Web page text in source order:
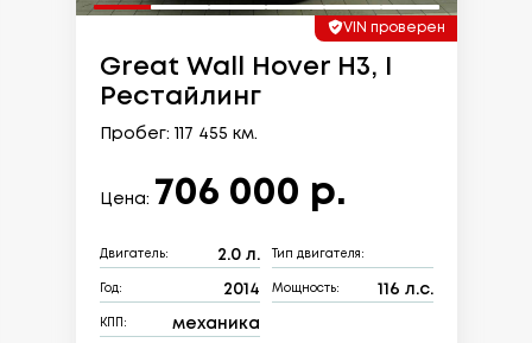
VIN проверен
Great Wall Hover H3, I
Рестайлинг
Пробег: 117 455 км.
Цена: 706 000 р.
Двигатель: 2.0 л. Тип двигателя:
Год: 2014 Мощность: 116 л.с.
КПП: механика